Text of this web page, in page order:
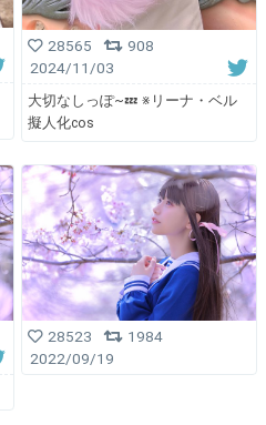
28565
908
2024/11/03
大切なしっぽ~💤 ※リーナ・ベル
擬人化cos
28523
1984
2022/09/19